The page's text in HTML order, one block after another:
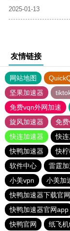
2025-01-13
友情链接
网站地图
坚果加速器
免费vqn外网加速
旋风加速器
免
快连加速器
快
快鸭加速器
快
软件中心
雷霆加
小美vpn
小美加
快鸭加速器下载官
快鸭加速器官网app
快鸭官网
纸飞